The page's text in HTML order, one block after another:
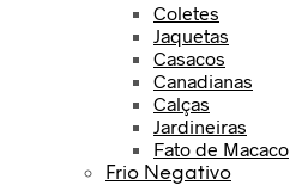
Coletes
Jaquetas
Casacos
Canadianas
Calças
Jardineiras
Fato de Macaco
Frio Negativo